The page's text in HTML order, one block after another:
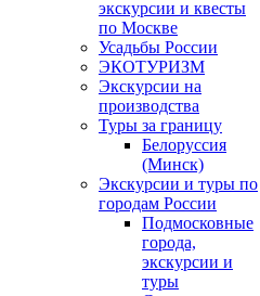
экскурсии и квесты
по Москве
Усадьбы России
ЭКОТУРИЗМ
Экскурсии на
производства
Туры за границу
Белоруссия
(Минск)
Экскурсии и туры по
городам России
Подмосковные
города,
экскурсии и
туры